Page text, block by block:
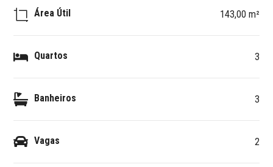
Área Útil 143,00 m²
Quartos 3
Banheiros 3
Vagas 2